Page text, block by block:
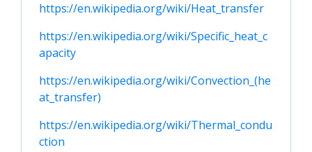
https://en.wikipedia.org/wiki/Heat_transfer
https://en.wikipedia.org/wiki/Specific_heat_c
apacity
https://en.wikipedia.org/wiki/Convection_(he
at_transfer)
https://en.wikipedia.org/wiki/Thermal_condu
ction